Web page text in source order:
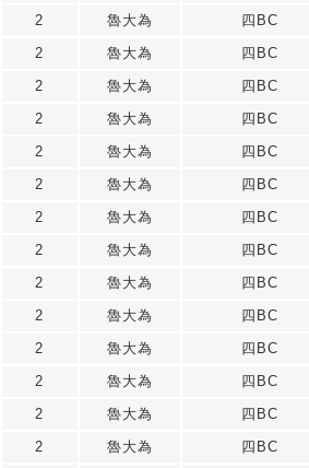
2 魯大為
四BC
2 魯大為
四BC
2 魯大為
四BC
2 魯大為
四BC
2 魯大為
四BC
2 魯大為
四BC
2 魯大為
四BC
2 魯大為
四BC
2 魯大為
四BC
2 魯大為
四BC
2 魯大為
四BC
2 魯大為
四BC
2 魯大為
四BC
2 魯大為
四BC